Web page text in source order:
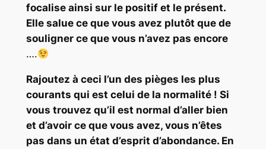
focalise ainsi sur le positif et le présent.
Elle salue ce que vous avez plutôt que de
souligner ce que vous n’avez pas encore
….
Rajoutez à ceci l’un des pièges les plus
courants qui est celui de la normalité ! Si
vous trouvez qu’il est normal d’aller bien
et d’avoir ce que vous avez, vous n’êtes
pas dans un état d’esprit d’abondance. En